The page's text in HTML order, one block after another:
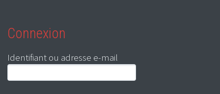
Connexion
Identifiant ou adresse e-mail